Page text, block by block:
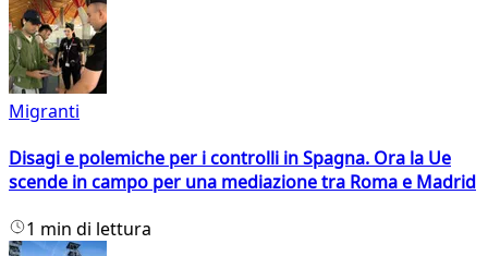
Migranti
Disagi e polemiche per i controlli in Spagna. Ora la Ue
scende in campo per una mediazione tra Roma e Madrid
1 min di lettura